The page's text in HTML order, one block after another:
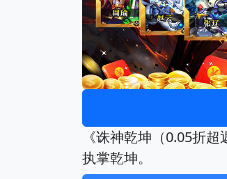
《诛神乾坤（0.05折
执掌乾坤。